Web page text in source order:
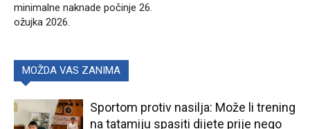
minimalne naknade počinje 26.
ožujka 2026.
MOŽDA VAS ZANIMA
Sportom protiv nasilja: Može li trening
na tatamiju spasiti dijete prije nego